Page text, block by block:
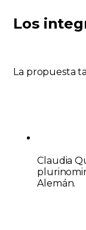
Los
La propuesta
Claudia
Alemán.